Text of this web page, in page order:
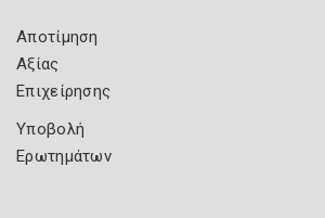
Αποτίμηση
Αξίας
Επιχείρησης
Υποβολή
Ερωτημάτων